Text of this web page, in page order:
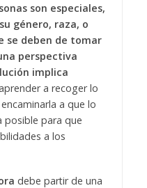
son especiales,
género, raza, o
se deben de tomar
perspectiva
implica
a recoger lo
a que lo
posible para que
a los
debe partir de una